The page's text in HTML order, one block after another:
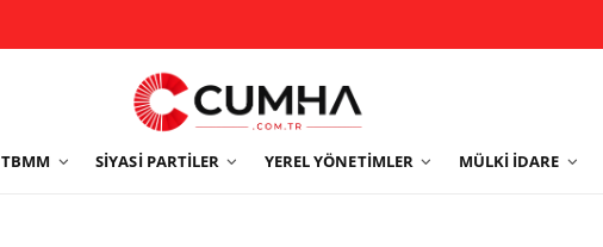
TBMM SIYASI PARTILER YEREL YÖNETIMLER MÜLKI İDARE